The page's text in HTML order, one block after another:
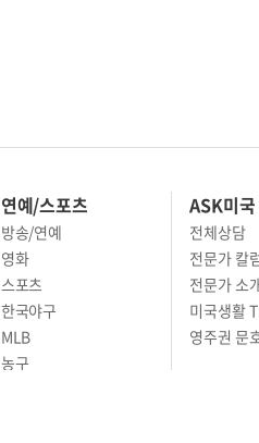
연예/스포츠
방송/연예
영화
스포츠
한국야구
ASK미국
전체상담
전문가 칼
전문가 소